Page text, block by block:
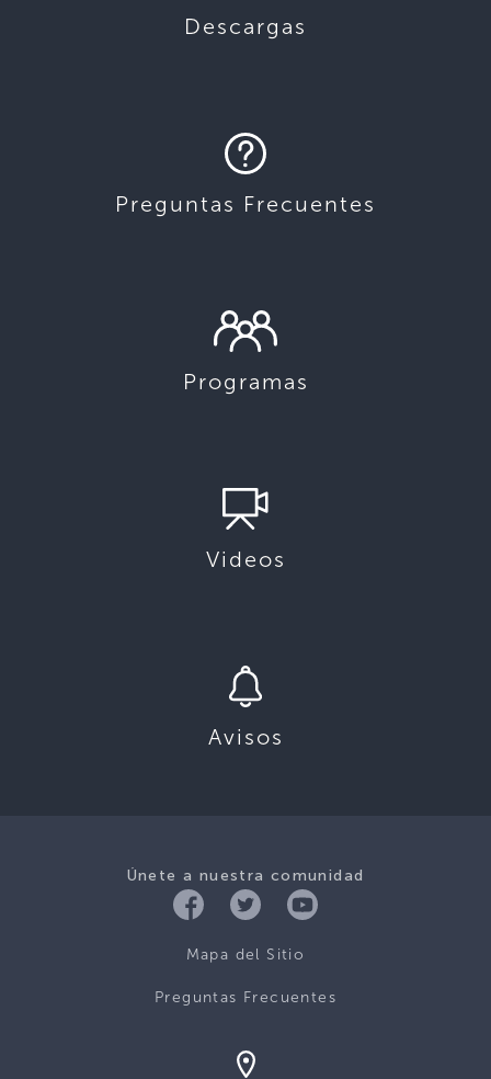
Descargas
Preguntas Frecuentes
Programas
Videos
Avisos
Únete a nuestra comunidad
Mapa del Sitio
Preguntas Frecuentes